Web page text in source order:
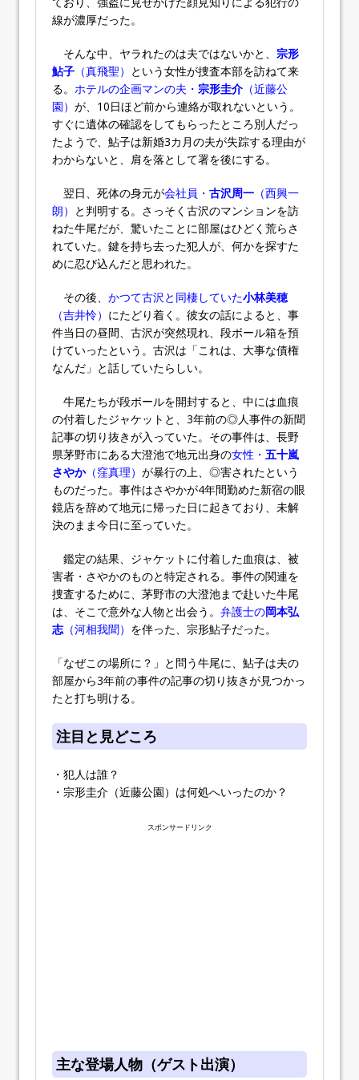
線が濃厚だった。
そんな中、ヤラれたのは夫ではないかと、 宗形
鮎子 （真飛聖） という女性が捜査本部を訪ねて来
る。 ホテルの企画マンの夫・ 宗形圭介 （近藤公
園） が、10日ほど前から連絡が取れないという。
すぐに遺体の確認をしてもらったところ別人だっ
たようで、鮎子は新婚3カ月の夫が失踪する理由が
わからないと、肩を落として署を後にする。
翌日、死体の身元が会社員・ 古沢周一 （西興一
朗） と判明する。さっそく古沢のマンションを訪
ねた牛尾だが、驚いたことに部屋はひどく荒らさ
れていた。鍵を持ち去った犯人が、何かを探すた
めに忍び込んだと思われた。
その後、 かつて古沢と同棲していた小林美穂
（吉井怜） にたどり着く。彼女の話によると、事
件当日の昼間、古沢が突然現れ、段ボール箱を預
けていったという。古沢は「これは、大事な債権
なんだ」と話していたらしい。
牛尾たちが段ボールを開封すると、中には血痕
の付着したジャケットと、3年前の◎人事件の新聞
記事の切り抜きが入っていた。その事件は、長野
県茅野市にある大澄池で地元出身の女性・ 五十嵐
さやか（窪真理） が暴行の上、◎害されたという
ものだった。事件はさやかが4年間勤めた新宿の眼
鏡店を辞めて地元に帰った日に起きており、未解
決のまま今日に至っていた。
鑑定の結果、ジャケットに付着した血痕は、被
害者・さやかのものと特定される。事件の関連を
捜査するために、茅野市の大澄池まで赴いた牛尾
は、そこで意外な人物と出会う。 弁護士の岡本弘
志 （河相我聞） を伴った、宗形鮎子だった。
「なぜこの場所に？」と問う牛尾に、鮎子は夫の
部屋から3年前の事件の記事の切り抜きが見つかっ
たと打ち明ける。
注目と見どころ
・犯人は誰？
・宗形圭介（近藤公園）は何処へいったのか？
スポンサードリンク
主な登場人物（ゲスト出演）